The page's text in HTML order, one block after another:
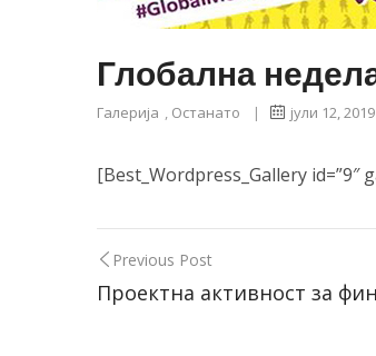
Глобална
Галерија , Останато | јули 12, 2019
[Best_Wordpress_Gallery id=”9″
Previous Post
Проектна активност за